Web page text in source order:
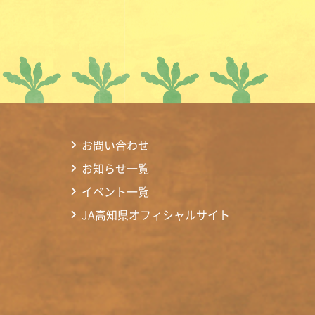
お問い合わせ
お知らせ一覧
イベント一覧
JA高知県オフィシャルサイト